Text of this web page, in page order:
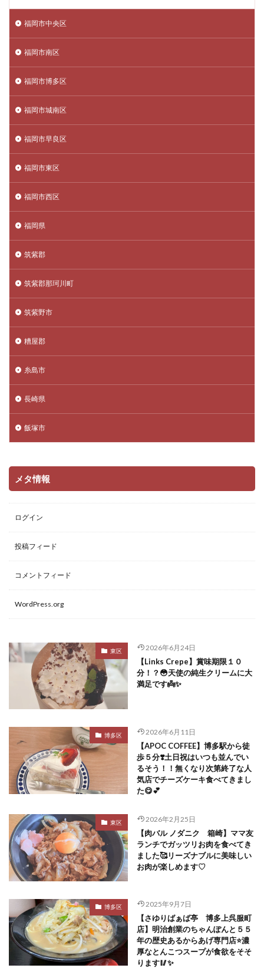
福岡市中央区
福岡市南区
福岡市博多区
福岡市城南区
福岡市早良区
福岡市東区
福岡市西区
福岡県
筑紫郡
筑紫郡那珂川町
筑紫野市
糟屋郡
糸島市
長崎県
飯塚市
メタ情報
ログイン
投稿フィード
コメントフィード
WordPress.org
東区 2026年6月24日
【Links Crepe】賞味期限１０
分！？😳天使の純生クリームに大
満足です👼✨
博多区 2026年6月11日
【APOC COFFEE】博多駅から徒
歩５分❣️土日祝はいつも並んでい
るそう！！無くなり次第終了な人
気店でチーズケーキ食べてきまし
た😋💕
東区 2026年2月25日
【肉バル ノダニク 箱崎】ママ友
ランチでガッツリお肉を食べてき
ました🥰リーズナブルに美味しい
お肉が楽しめます♡
博多区 2025年9月7日
【さゆりばぁば亭 博多上呉服町
店】明治創業のちゃんぽんと５５
年の歴史あるからあげ専門店⭐️濃
厚なとんこつスープが食欲をそそ
ります🥢✨